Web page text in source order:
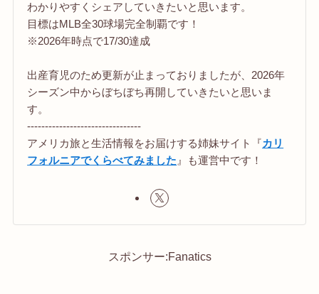
わかりやすくシェアしていきたいと思います。
目標はMLB全30球場完全制覇です！
※2026年時点で17/30達成
出産育児のため更新が止まっておりましたが、2026年
シーズン中からぼちぼち再開していきたいと思いま
す。
--------------------------------
アメリカ旅と生活情報をお届けする姉妹サイト『カリ
フォルニアでくらべてみました』も運営中です！
スポンサー:Fanatics